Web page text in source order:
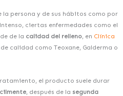
la persona y de sus hábitos como por
ciertas enfermedades como el
de la calidad del relleno, en Clínica
calidad como Teoxane, Galderma o
el producto suele durar
, después de la segunda